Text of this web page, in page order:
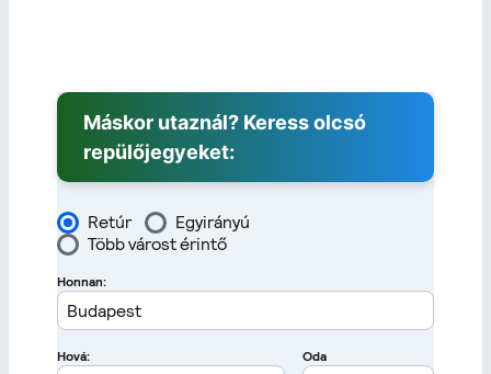
Máskor utaznál? Keress olcsó
repülőjegyeket: